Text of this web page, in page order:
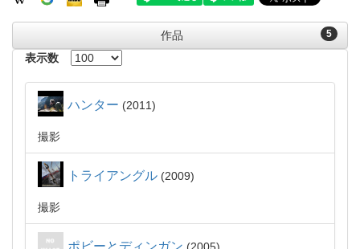
5
作品
表示数
ハンター 2011
撮影
トライアングル 2009
撮影
ポビーとディンガン